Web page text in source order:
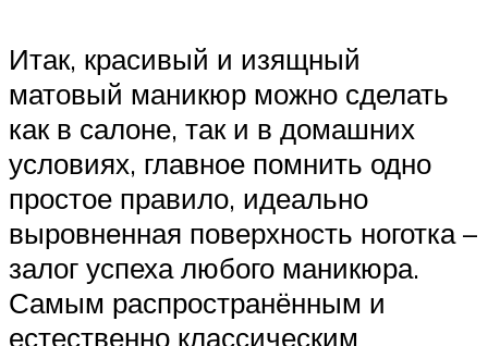
Итак, красивый и изящный
матовый маникюр можно сделать
как в салоне, так и в домашних
условиях, главное помнить одно
простое правило, идеально
выровненная поверхность ноготка –
залог успеха любого маникюра.
Самым распространённым и
естественно классическим